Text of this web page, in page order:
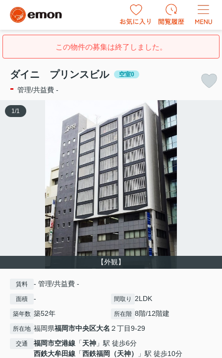
この物件の募集は終了しました。
ダイニ プリンスビル 空室0
- 管理/共益費 -
【外観】
1 /1
賃料 - 管理/共益費 -
面積 - 間取り 2LDK
築年数 築52年 所在階 8階/12階建
所在地 福岡県福岡市中央区大名 ２丁目9-29
交通 福岡市空港線 「天神 」駅 徒歩6分
西鉄大牟田線 「西鉄福岡（天神）
」駅 徒歩10分